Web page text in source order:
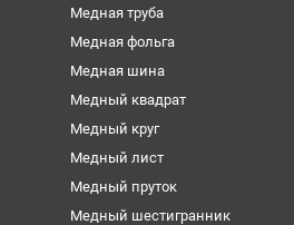
Медная труба
Медная фольга
Медная шина
Медный квадрат
Медный круг
Медный лист
Медный пруток
Медный шестигранник